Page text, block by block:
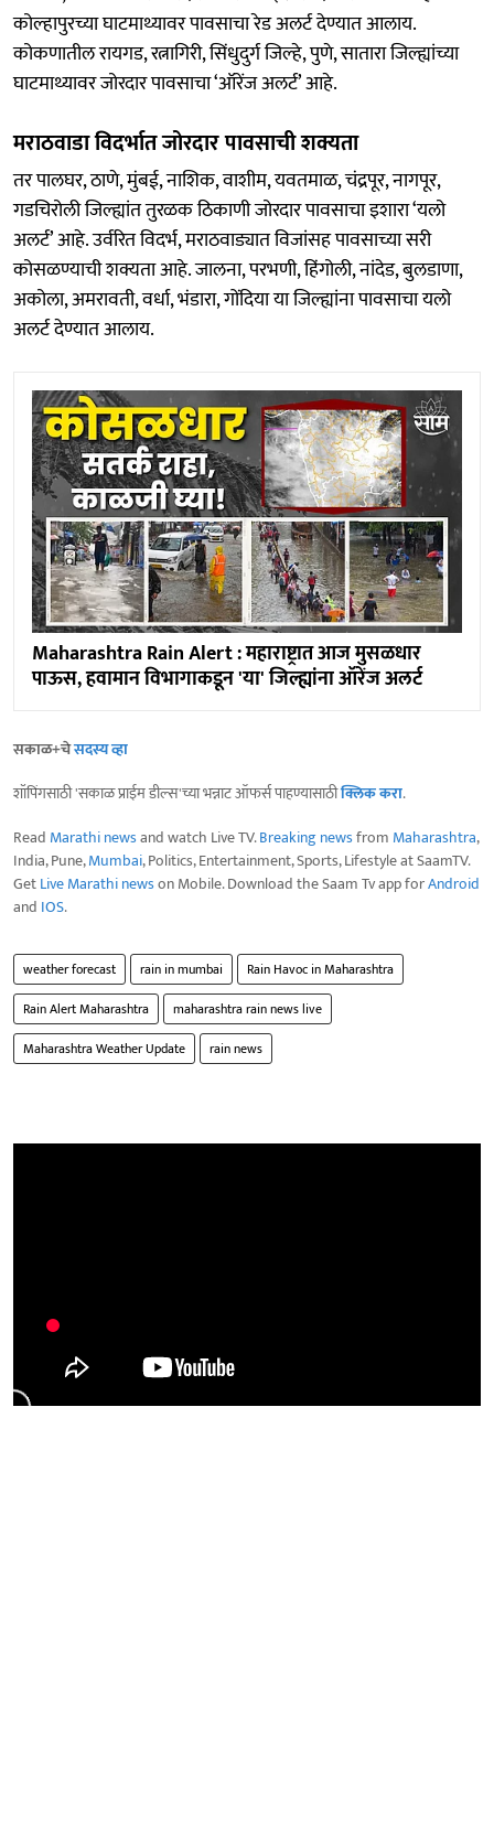
कोल्हापुरच्या घाटमाथ्यावर पावसाचा रेड अलर्ट देण्यात आलाय.
कोकणातील रायगड, रत्नागिरी, सिंधुदुर्ग जिल्हे, पुणे, सातारा जिल्ह्यांच्या
घाटमाथ्यावर जोरदार पावसाचा ‘ऑरेंज अलर्ट’ आहे.
मराठवाडा विदर्भात जोरदार पावसाची शक्यता
तर पालघर, ठाणे, मुंबई, नाशिक, वाशीम, यवतमाळ, चंद्रपूर, नागपूर,
गडचिरोली जिल्ह्यांत तुरळक ठिकाणी जोरदार पावसाचा इशारा ‘यलो
अलर्ट’ आहे. उर्वरित विदर्भ, मराठवाड्यात विजांसह पावसाच्या सरी
कोसळण्याची शक्यता आहे. जालना, परभणी, हिंगोली, नांदेड, बुलडाणा,
अकोला, अमरावती, वर्धा, भंडारा, गोंदिया या जिल्ह्यांना पावसाचा यलो
अलर्ट देण्यात आलाय.
Maharashtra Rain Alert : महाराष्ट्रात आज मुसळधार
पाऊस, हवामान विभागाकडून 'या' जिल्ह्यांना ऑरेंज अलर्ट
सकाळ+चेसदस्य व्हा
शॉपिंगसाठी 'सकाळ प्राईम डील्स'च्या भन्नाट ऑफर्स पाहण्यासाठीक्लिक करा.
Read Marathi newsand watch Live TV.Breaking newsfrom Maharashtra,
India, Pune,Mumbai, Politics, Entertainment, Sports, Lifestyle at SaamTV.
GetLive Marathi newson Mobile. Download the Saam Tv app forAndroid
and IOS.
weather forecast rain in mumbai
Rain Havoc in Maharashtra
Rain Alert Maharashtra
maharashtra rain news live
Maharashtra Weather Update
rain news